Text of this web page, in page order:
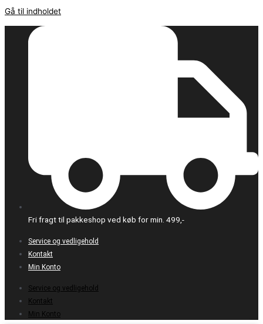
Gå til indholdet
Fri fragt til pakkeshop ved køb for min. 499,-
Service og vedligehold
Kontakt
Min Konto
Service og vedligehold
Kontakt
Min Konto